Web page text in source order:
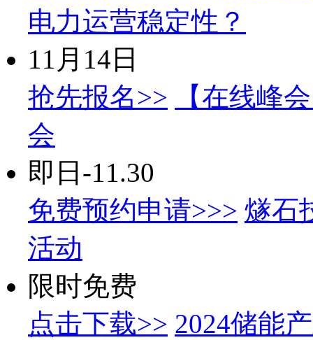
电力运营稳定性？
11月14日
抢先报名>>
【在线峰
会
即日-11.30
免费预约申请>>> 燧石
活动
限时免费
点击下载>> 2024储能